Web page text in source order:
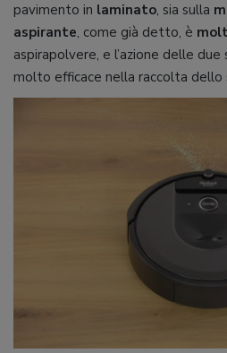
pavimento in laminato, sia sulla
aspirante, come già detto, è
aspirapolvere, e l’azione delle
molto efficace nella raccolta dello